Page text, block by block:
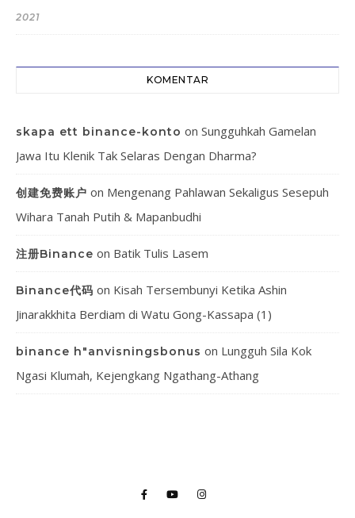
2021
KOMENTAR
skapa ett binance-konto on Sungguhkah Gamelan
Jawa Itu Klenik Tak Selaras Dengan Dharma?
创建免费账户 on Mengenang Pahlawan Sekaligus Sesepuh
Wihara Tanah Putih & Mapanbudhi
注册Binance on Batik Tulis Lasem
Binance代码 on Kisah Tersembunyi Ketika Ashin
Jinarakkhita Berdiam di Watu Gong-Kassapa (1)
binance h"anvisningsbonus on Lungguh Sila Kok
Ngasi Klumah, Kejengkang Ngathang-Athang